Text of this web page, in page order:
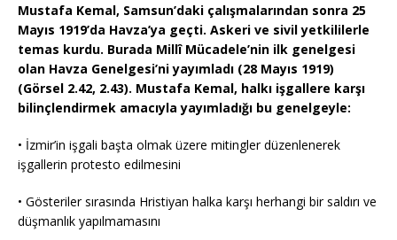
Mustafa Kemal, Samsun’daki çalışmalarından sonra 25
Mayıs 1919’da Havza’ya geçti. Askeri ve sivil yetkililerle
temas kurdu. Burada Millî Mücadele’nin ilk genelgesi
olan Havza Genelgesi’ni yayımladı (28 Mayıs 1919)
(Görsel 2.42, 2.43). Mustafa Kemal, halkı işgallere karşı
bilinçlendirmek amacıyla yayımladığı bu genelgeyle:
• İzmir’in işgali başta olmak üzere mitingler düzenlenerek
işgallerin protesto edilmesini
• Gösteriler sırasında Hristiyan halka karşı herhangi bir saldırı ve
düşmanlık yapılmamasını